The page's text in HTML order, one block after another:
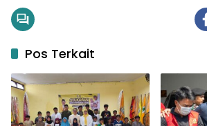
Pos Terkait